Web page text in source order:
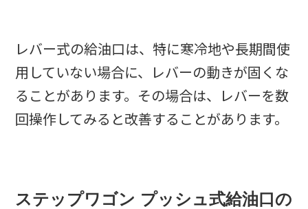
レバー式の給油口は、特に寒冷地や長期間使
用していない場合に、レバーの動きが固くな
ることがあります。その場合は、レバーを数
回操作してみると改善することがあります。
ステップワゴン プッシュ式給油口の